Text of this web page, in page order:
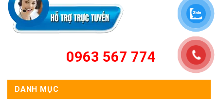
0963 567 774
DANH MỤC